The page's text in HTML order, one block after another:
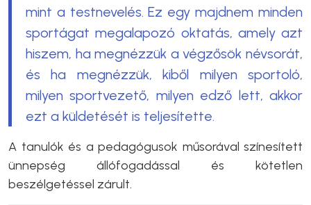
mint a testnevelés. Ez egy majdnem minden
sportágat megalapozó oktatás, amely azt
hiszem, ha megnézzük a végzősök névsorát,
és ha megnézzük, kiből milyen sportoló,
milyen sportvezető, milyen edző lett, akkor
ezt a küldetését is teljesítette.
A tanulók és a pedagógusok műsorával színesített
ünnepség állófogadással és kötetlen
beszélgetéssel zárult.